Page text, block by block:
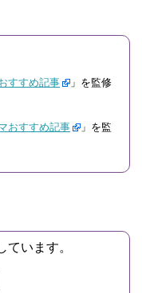
すすめ記事
」を監修
おすすめ記事
」を監
います。